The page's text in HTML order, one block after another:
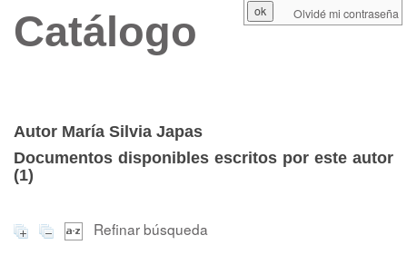
Catálogo
Autor María Silvia Japas
Documentos disponibles escritos por este autor
(1)
Refinar búsqueda
Olvidé mi contraseña